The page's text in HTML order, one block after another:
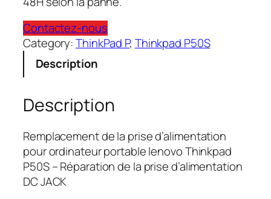
Contactez-nous
Category:ThinkPad P, Thinkpad P50S
Description
Description
Remplacement de la prise d’alimentation
pour ordinateur portable lenovo Thinkpad
P50S – Réparation de la prise d’alimentation
DC JACK